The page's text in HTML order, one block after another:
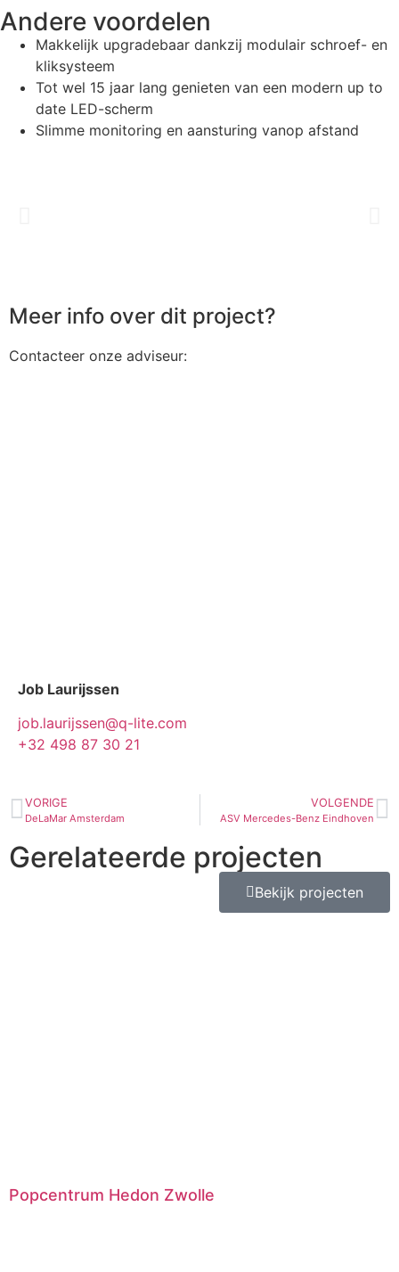
Andere voordelen
Makkelijk upgradebaar dankzij modulair schroef- en
kliksysteem
Tot wel 15 jaar lang genieten van een modern up to
date LED-scherm
Slimme monitoring en aansturing vanop afstand
Meer info over dit project?
Contacteer onze adviseur:
Job Laurijssen
job.laurijssen@q-lite.com
+32 498 87 30 21
VORIGE
DeLaMar Amsterdam
VOLGENDE
ASV Mercedes-Benz Eindhoven
Gerelateerde projecten
Bekijk projecten
Popcentrum Hedon Zwolle